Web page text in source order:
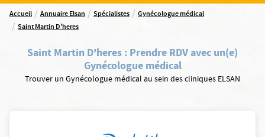
Accueil / Annuaire Elsan / Spécialistes / Gynécologue médical
/ Saint Martin D'heres
Saint Martin D'heres : Prendre RDV avec un(e)
Gynécologue médical
Trouver un Gynécologue médical au sein des cliniques ELSAN